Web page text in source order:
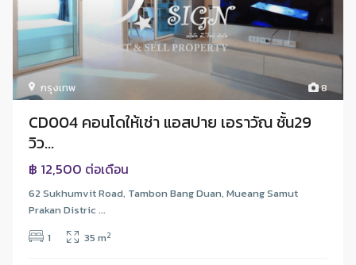
8
กรุงเทพ
CD004 คอนโดให้เช่า แอสปาย เอราวัณ ชั้น29
วิว...
฿ 12,500 ต่อเดือน
62 Sukhumvit Road, Tambon Bang Duan, Mueang Samut
Prakan Distric ...
1
35 m2